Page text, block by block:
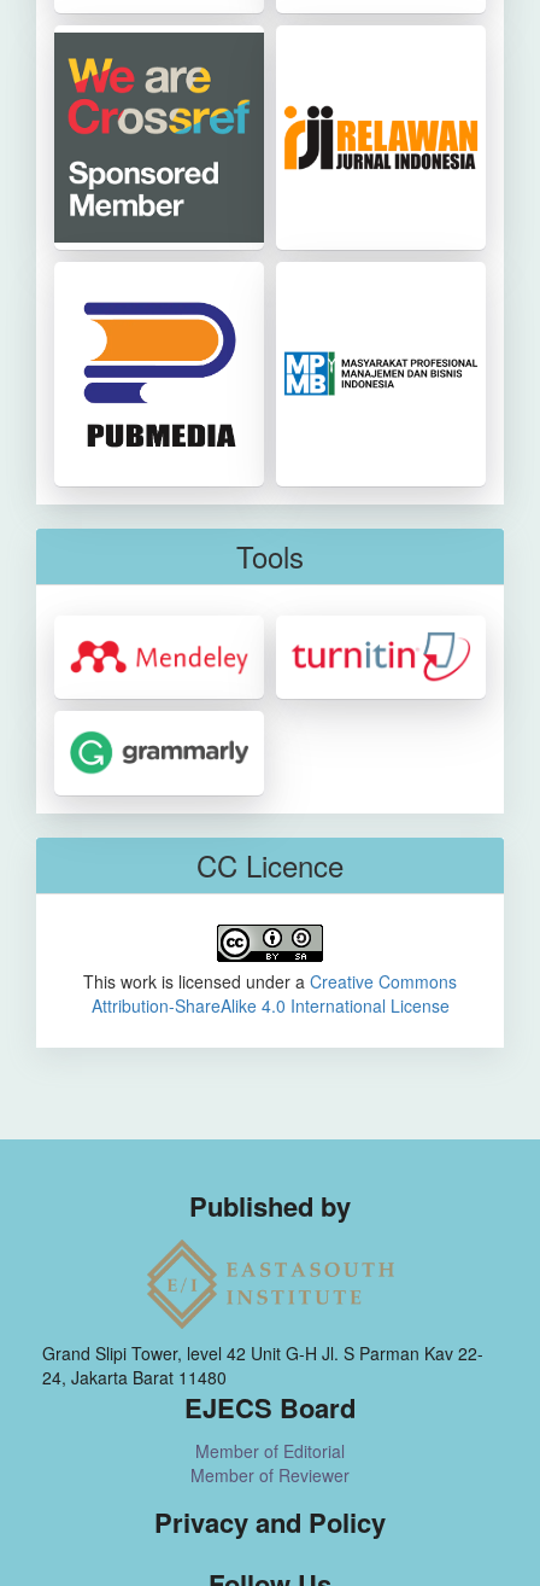
Tools
CC Licence
This work is licensed under a Creative Commons
Attribution-ShareAlike 4.0 International License
Published by
Grand Slipi Tower, level 42 Unit G-H Jl. S Parman Kav 22-
24, Jakarta Barat 11480
EJECS Board
Member of Editorial
Member of Reviewer
Privacy and Policy